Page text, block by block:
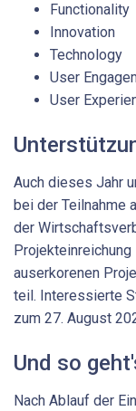
Functionality
Innovation
Technology
User
User
Auch dieses Jahr
bei der Teilnahme
der
auserkorenen
teil. Interessierte
zum 27. August
Und so
Nach Ablauf der